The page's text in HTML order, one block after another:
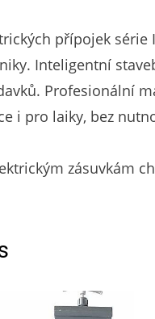
přípojek série
Inteligentní
Profesionální
i pro laiky, bez
zásuvkám